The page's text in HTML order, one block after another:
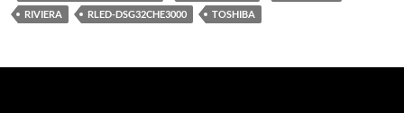
RIVIERA
RLED-DSG32CHE3000 TOSHIBA